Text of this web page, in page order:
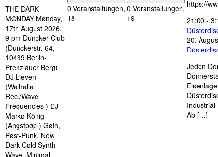
THE DARK
MØNDAY Mønday,
17th August 2026,
9 pm Duncker Club
(Dunckerstr. 64,
10439 Berlin-
Prenzlauer Berg)
DJ Lieven
(Walhalla
Rec./Wave
Frequencies ) DJ
Markø König
(Angstpøp ) Gøth,
Pøst-Punk, New
Dark Cøld Synth
Wave, Minimal
0 Veranstaltungen,
18
0 Veranstaltungen,
19
https://
21:00 -
20.
Jeden
Industrial
Ab […]